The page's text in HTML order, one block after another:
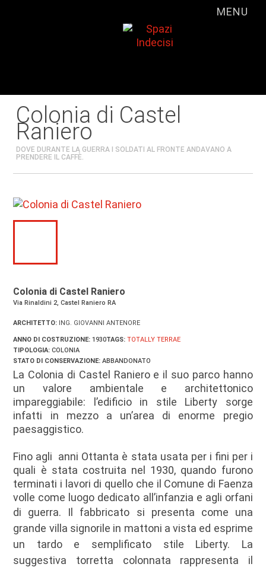
MENU
Colonia di Castel
Raniero
DOVE DURANTE LA GUERRA I SOLDATI AL FRONTE ANDAVANO A
PRENDERE IL CAFFÈ.
Colonia di Castel Raniero
Via Rinaldini 2, Castel Raniero RA
ARCHITETTO: ING. GIOVANNI ANTENORE
ANNO DI COSTRUZIONE: 1930
TIPOLOGIA: COLONIA
STATO DI CONSERVAZIONE: ABBANDONATO
TAGS:TOTALLY TERRAE
La Colonia di Castel Raniero e il suo parco hanno
un valore ambientale e architettonico
impareggiabile: l’edificio in stile Liberty sorge
infatti in mezzo a un’area di enorme pregio
paesaggistico.
Fino agli anni Ottanta è stata usata per i fini per i
quali è stata costruita nel 1930, quando furono
terminati i lavori di quello che il Comune di Faenza
volle come luogo dedicato all’infanzia e agli orfani
di guerra. Il fabbricato si presenta come una
grande villa signorile in mattoni a vista ed esprime
un tardo e semplificato stile Liberty. La
suggestiva torretta colonnata rappresenta il